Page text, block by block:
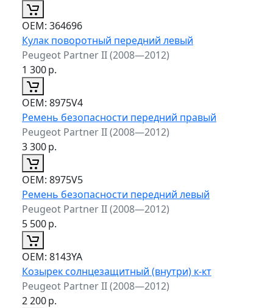
ОЕМ: 364696
Кулак поворотный передний левый
Peugeot Partner II (2008—2012)
1 300р.
ОЕМ: 8975V4
Ремень безопасности передний правый
Peugeot Partner II (2008—2012)
3 300р.
ОЕМ: 8975V5
Ремень безопасности передний левый
Peugeot Partner II (2008—2012)
5 500р.
ОЕМ: 8143YA
Козырек солнцезащитный (внутри) к-кт
Peugeot Partner II (2008—2012)
2 200р.